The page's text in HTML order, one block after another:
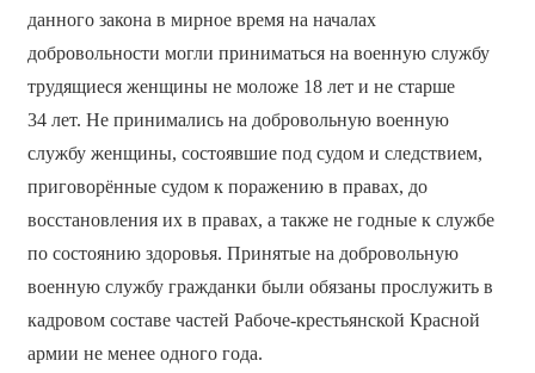
данного закона в мирное время на началах
добровольности могли приниматься на военную службу
трудящиеся женщины не моложе 18 лет и не старше
34 лет. Не принимались на добровольную военную
службу женщины, состоявшие под судом и следствием,
приговорённые судом к поражению в правах, до
восстановления их в правах, а также не годные к службе
по состоянию здоровья. Принятые на добровольную
военную службу гражданки были обязаны прослужить в
кадровом составе частей Рабоче-крестьянской Красной
армии не менее одного года.